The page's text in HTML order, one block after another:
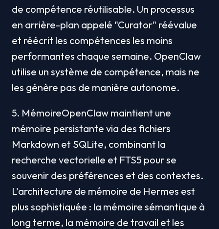
de compétence réutilisable. Un processus
en arrière-plan appelé "Curator" réévalue
et réécrit les compétences les moins
performantes chaque semaine. OpenClaw
utilise un système de compétence, mais ne
les génère pas de manière autonome.
5. MémoireOpenClaw maintient une
mémoire persistante via des fichiers
Markdown et SQLite, combinant la
recherche vectorielle et FTS5 pour se
souvenir des préférences et des contextes.
L'architecture de mémoire de Hermes est
plus sophistiquée : la mémoire sémantique à
long terme, la mémoire de travail et les